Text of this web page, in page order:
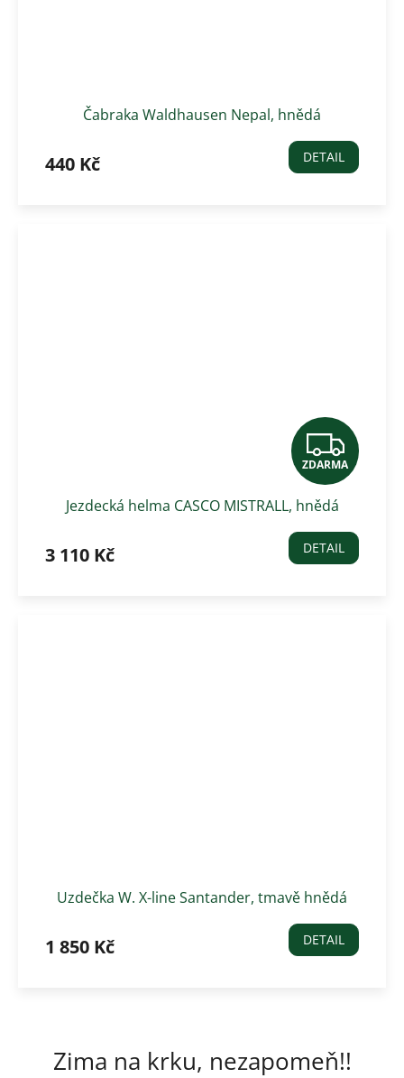
Čabraka Waldhausen Nepal, hnědá
440 Kč DETAIL
Z
D
R
ZDARMA
Jezdecká helma CASCO MISTRALL, hnědá
3 110 Kč DETAIL
Uzdečka W. X-line Santander, tmavě hnědá
1 850 Kč DETAIL
Zima na krku, nezapomeň!!